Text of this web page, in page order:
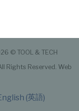
© TOOL & TECH
Rights Reserved. Web
(英語)